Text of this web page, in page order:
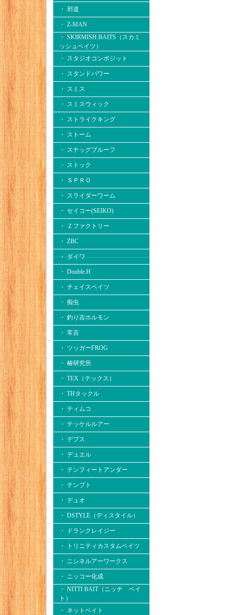
・ 邪道
・ Z-MAN
・ SKIRMISH BAITS（スカミ
ッシュベイツ）
・ スタジオコンポジット
・ スタンドパワー
・ スミス
・ スミスウィック
・ ストライクキング
・ ストーム
・ スナッグプルーフ
・ ストック
・ ＳＰＲＯ
・ スライダーワーム
・ セイコー(SEIKO)
・ Ｚファクトリー
・ ZBC
・ ダイワ
・ Double.H
・ チェイスベイツ
・ 痴虫
・ 釣り吉ホルモン
・ 常吉
・ ツッガーFROG
・ 椿研究所
・ TEX（テックス）
・ THタックル
・ ティムコ
・ テッケルルアー
・ デプス
・ デュエル
・ テンフィートアンダー
・ テンプト
・ デュオ
・ DSTYLE（ディスタイル）
・ ドランクレイジー
・ トリニティカスタムベイツ
・ ニシネルアーワークス
・ ニッコー化成
・ NITTI BAIT（ニッチ ベイ
ト）
・ ネットベイト